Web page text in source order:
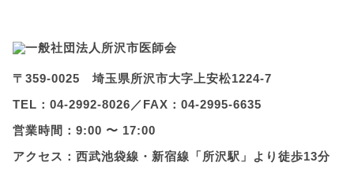
〒359-0025 埼玉県所沢市大字上安松1224-7
TEL：04-2992-8026 ／ FAX：04-2995-6635
営業時間：9:00 〜 17:00
アクセス：西武池袋線・新宿線「所沢駅」より徒歩13分